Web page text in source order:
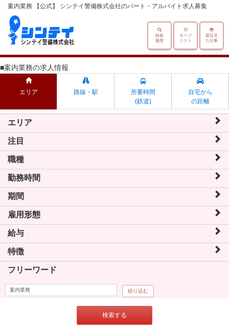
案内業務 【公式】 シンテイ警備株式会社のパート・アルバイト求人募集
最近見
た仕事
キープ
リスト
検索
履歴
■案内業務の求人情報
エリア 路線・駅
所要時間
(鉄道)
自宅から
の距離
エリア
注目
職種
勤務時間
期間
雇用形態
給与
特徴
フリーワード
絞り込む
検索する